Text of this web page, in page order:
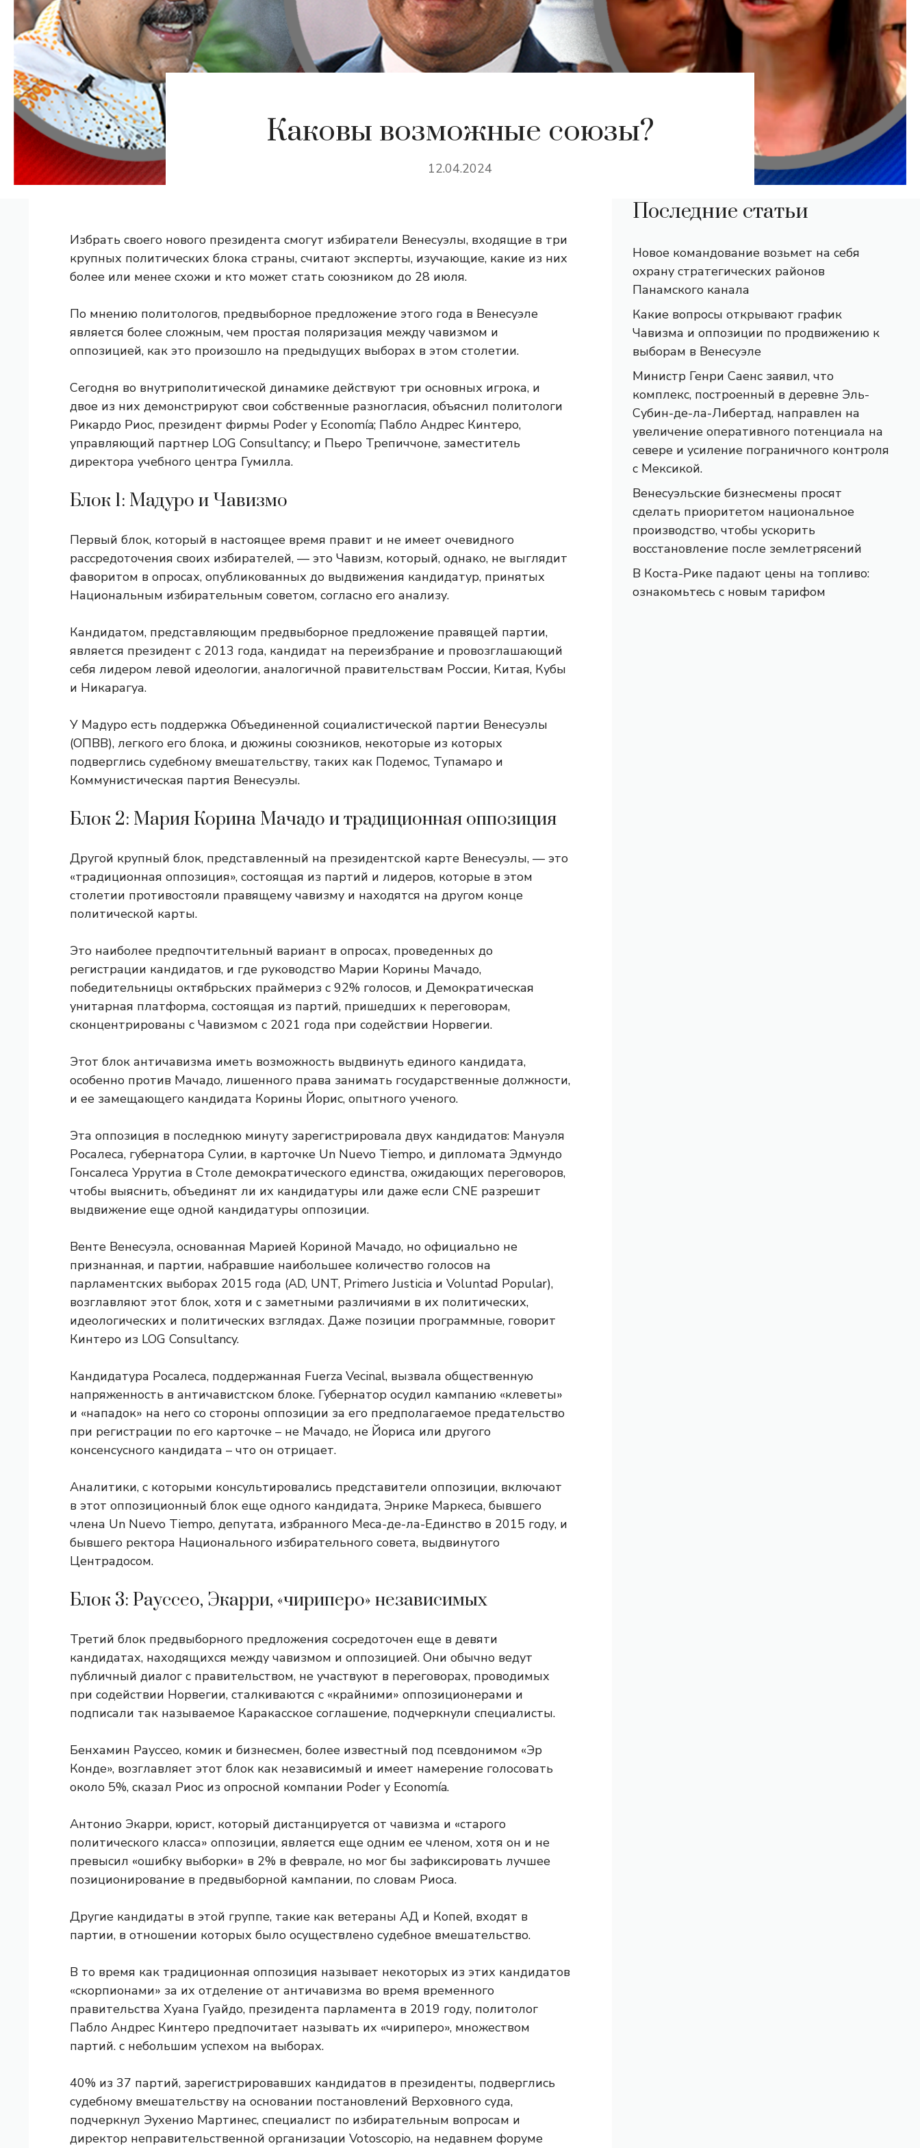
Каковы возможные союзы?
12.04.2024
Избрать своего нового президента смогут избиратели Венесуэлы, входящие в три
крупных политических блока страны, считают эксперты, изучающие, какие из них
более или менее схожи и кто может стать союзником до 28 июля.
По мнению политологов, предвыборное предложение этого года в Венесуэле
является более сложным, чем простая поляризация между чавизмом и
оппозицией, как это произошло на предыдущих выборах в этом столетии.
Сегодня во внутриполитической динамике действуют три основных игрока, и
двое из них демонстрируют свои собственные разногласия, объяснил политологи
Рикардо Риос, президент фирмы Poder y Economía; Пабло Андрес Кинтеро,
управляющий партнер LOG Consultancy; и Пьеро Трепиччоне, заместитель
директора учебного центра Гумилла.
Блок 1: Мадуро и Чавизмо
Первый блок, который в настоящее время правит и не имеет очевидного
рассредоточения своих избирателей, — это Чавизм, который, однако, не выглядит
фаворитом в опросах, опубликованных до выдвижения кандидатур, принятых
Национальным избирательным советом, согласно его анализу.
Кандидатом, представляющим предвыборное предложение правящей партии,
является президент с 2013 года, кандидат на переизбрание и провозглашающий
себя лидером левой идеологии, аналогичной правительствам России, Китая, Кубы
и Никарагуа.
У Мадуро есть поддержка Объединенной социалистической партии Венесуэлы
(ОПВВ), легкого его блока, и дюжины союзников, некоторые из которых
подверглись судебному вмешательству, таких как Подемос, Тупамаро и
Коммунистическая партия Венесуэлы.
Блок 2: Мария Корина Мачадо и традиционная оппозиция
Другой крупный блок, представленный на президентской карте Венесуэлы, — это
«традиционная оппозиция», состоящая из партий и лидеров, которые в этом
столетии противостояли правящему чавизму и находятся на другом конце
политической карты.
Это наиболее предпочтительный вариант в опросах, проведенных до
регистрации кандидатов, и где руководство Марии Корины Мачадо,
победительницы октябрьских праймериз с 92% голосов, и Демократическая
унитарная платформа, состоящая из партий, пришедших к переговорам,
сконцентрированы с Чавизмом с 2021 года при содействии Норвегии.
Этот блок античавизма иметь возможность выдвинуть единого кандидата,
особенно против Мачадо, лишенного права занимать государственные должности,
и ее замещающего кандидата Корины Йорис, опытного ученого.
Эта оппозиция в последнюю минуту зарегистрировала двух кандидатов: Мануэля
Росалеса, губернатора Сулии, в карточке Un Nuevo Tiempo, и дипломата Эдмундо
Гонсалеса Уррутиа в Столе демократического единства, ожидающих переговоров,
чтобы выяснить, объединят ли их кандидатуры или даже если CNE разрешит
выдвижение еще одной кандидатуры оппозиции.
Венте Венесуэла, основанная Марией Кориной Мачадо, но официально не
признанная, и партии, набравшие наибольшее количество голосов на
парламентских выборах 2015 года (AD, UNT, Primero Justicia и Voluntad Popular),
возглавляют этот блок, хотя и с заметными различиями в их политических,
идеологических и политических взглядах. Даже позиции программные, говорит
Кинтеро из LOG Consultancy.
Кандидатура Росалеса, поддержанная Fuerza Vecinal, вызвала общественную
напряженность в античавистском блоке. Губернатор осудил кампанию «клеветы»
и «нападок» на него со стороны оппозиции за его предполагаемое предательство
при регистрации по его карточке – не Мачадо, не Йориса или другого
консенсусного кандидата – что он отрицает.
Аналитики, с которыми консультировались представители оппозиции, включают
в этот оппозиционный блок еще одного кандидата, Энрике Маркеса, бывшего
члена Un Nuevo Tiempo, депутата, избранного Меса-де-ла-Единство в 2015 году, и
бывшего ректора Национального избирательного совета, выдвинутого
Центрадосом.
Блок 3: Рауссео, Экарри, «чириперо» независимых
Третий блок предвыборного предложения сосредоточен еще в девяти
кандидатах, находящихся между чавизмом и оппозицией. Они обычно ведут
публичный диалог с правительством, не участвуют в переговорах, проводимых
при содействии Норвегии, сталкиваются с «крайними» оппозиционерами и
подписали так называемое Каракасское соглашение, подчеркнули специалисты.
Бенхамин Рауссео, комик и бизнесмен, более известный под псевдонимом «Эр
Конде», возглавляет этот блок как независимый и имеет намерение голосовать
около 5%, сказал Риос из опросной компании Poder y Economía.
Антонио Экарри, юрист, который дистанцируется от чавизма и «старого
политического класса» оппозиции, является еще одним ее членом, хотя он и не
превысил «ошибку выборки» в 2% в феврале, но мог бы зафиксировать лучшее
позиционирование в предвыборной кампании, по словам Риоса.
Другие кандидаты в этой группе, такие как ветераны АД ​​и Копей, входят в
партии, в отношении которых было осуществлено судебное вмешательство.
В то время как традиционная оппозиция называет некоторых из этих кандидатов
«скорпионами» за их отделение от античавизма во время временного
правительства Хуана Гуайдо, президента парламента в 2019 году, политолог
Пабло Андрес Кинтеро предпочитает называть их «чириперо», множеством
партий. с небольшим успехом на выборах.
40% из 37 партий, зарегистрировавших кандидатов в президенты, подверглись
судебному вмешательству на основании постановлений Верховного суда,
подчеркнул Эухенио Мартинес, специалист по избирательным вопросам и
директор неправительственной организации Votoscopio, на недавнем форуме
Последние статьи
Новое командование возьмет на себя
охрану стратегических районов
Панамского канала
Какие вопросы открывают график
Чавизма и оппозиции по продвижению к
выборам в Венесуэле
Министр Генри Саенс заявил, что
комплекс, построенный в деревне Эль-
Субин-де-ла-Либертад, направлен на
увеличение оперативного потенциала на
севере и усиление пограничного контроля
с Мексикой.
Венесуэльские бизнесмены просят
сделать приоритетом национальное
производство, чтобы ускорить
восстановление после землетрясений
В Коста-Рике падают цены на топливо:
ознакомьтесь с новым тарифом